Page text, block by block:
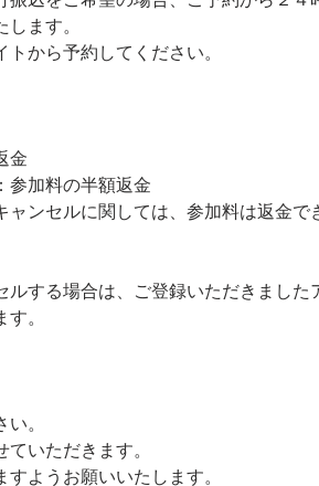
ます。
から予約してください。
金
参加料の半額返金
ンセルに関しては、参加料は返金で
する場合は、ご登録いただきました
。
。
いただきます。